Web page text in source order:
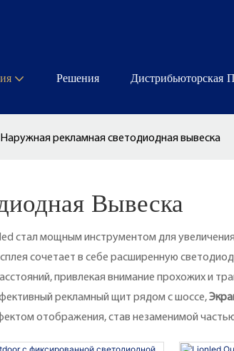
Решения Дистрибьюторская
Наружная рекламная светодиодная вывеска
Вывеска
стал мощным инструментом для
сочетает в себе расширенную
привлекая внимание прохожих и
рекламный щит рядом с шоссе,
отображения, став незаменимой